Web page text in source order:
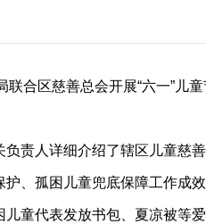
联合区慈善总会开展“六一”儿
责人详细介绍了辖区儿童慈
、孤困儿童兜底保障工作成
童代表发放书包、夏凉被等